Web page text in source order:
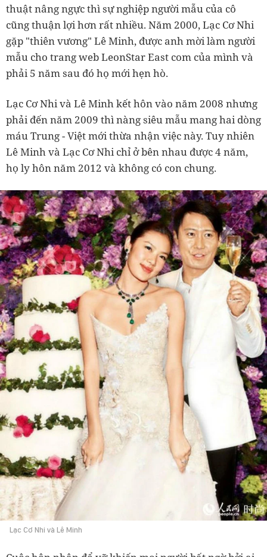
thuật nâng ngực thì sự nghiệp người mẫu của cô
cũng thuận lợi hơn rất nhiều. Năm 2000, Lạc Cơ Nhi
gặp "thiên vương" Lê Minh, được anh mời làm người
mẫu cho trang web LeonStar East com của mình và
phải 5 năm sau đó họ mới hẹn hò.
Lạc Cơ Nhi và Lê Minh kết hôn vào năm 2008 nhưng
phải đến năm 2009 thì nàng siêu mẫu mang hai dòng
máu Trung - Việt mới thừa nhận việc này. Tuy nhiên
Lê Minh và Lạc Cơ Nhi chỉ ở bên nhau được 4 năm,
họ ly hôn năm 2012 và không có con chung.
Lạc Cơ Nhi và Lê Minh